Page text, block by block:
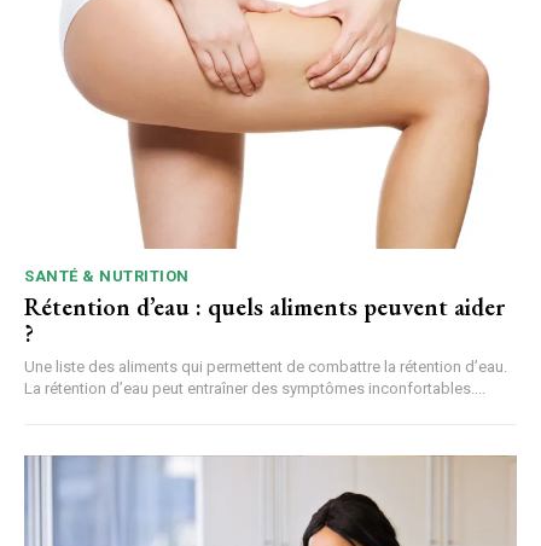
SANTÉ & NUTRITION
Rétention d’eau : quels aliments peuvent aider
?
Une liste des aliments qui permettent de combattre la rétention d’eau.
La rétention d’eau peut entraîner des symptômes inconfortables....